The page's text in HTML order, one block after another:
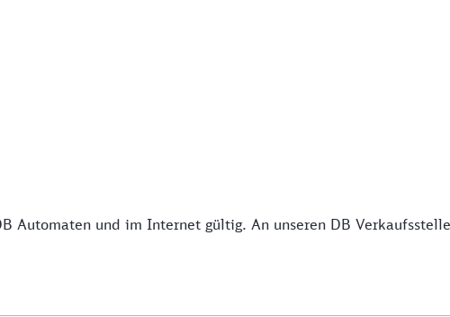
Automaten und im Internet gültig. An unseren DB